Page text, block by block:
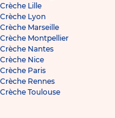
Crèche Lille
Crèche Lyon
Crèche Marseille
Crèche Montpellier
Crèche Nantes
Crèche Nice
Crèche Paris
Crèche Rennes
Crèche Toulouse